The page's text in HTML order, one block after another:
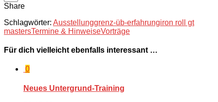
Share
Schlagwörter: Ausstellunggrenz-üb-erfahrungiron roll gt
mastersTermine & HinweiseVorträge
Für dich vielleicht ebenfalls interessant …
0
Neues Untergrund-Training